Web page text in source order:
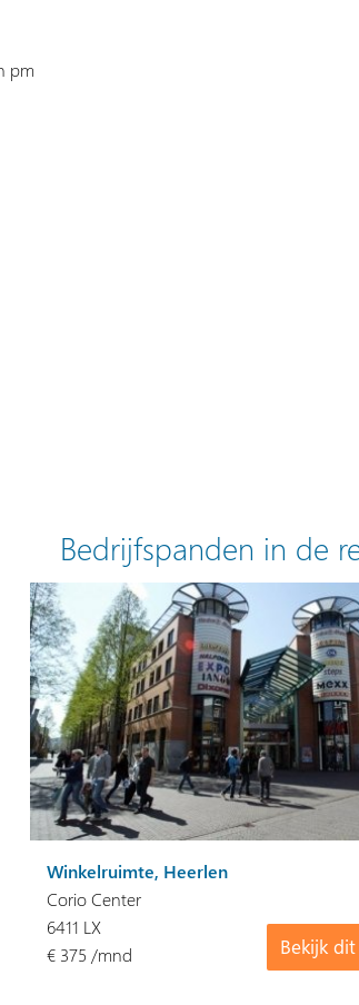
pm
Bedrijfspanden in de
Winkelruimte, Heerlen
Corio Center
Bekijk
6411 LX
€ 375 /mnd